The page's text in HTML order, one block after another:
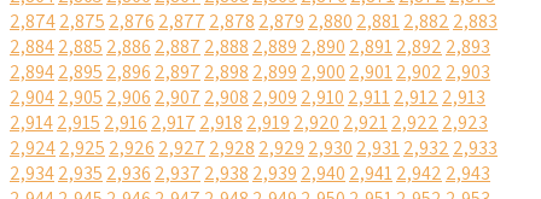
2,8742,875 2,876 2,877 2,878 2,879 2,880 2,8812,882 2,883
2,8842,885 2,886 2,887 2,888 2,889 2,890 2,8912,892 2,893
2,8942,895 2,896 2,897 2,898 2,899 2,900 2,9012,902 2,903
2,9042,905 2,906 2,907 2,908 2,909 2,910 2,9112,912 2,913
2,9142,915 2,916 2,917 2,918 2,919 2,920 2,9212,922 2,923
2,9242,925 2,926 2,927 2,928 2,929 2,930 2,9312,932 2,933
2,9342,935 2,936 2,937 2,938 2,939 2,940 2,9412,942 2,943